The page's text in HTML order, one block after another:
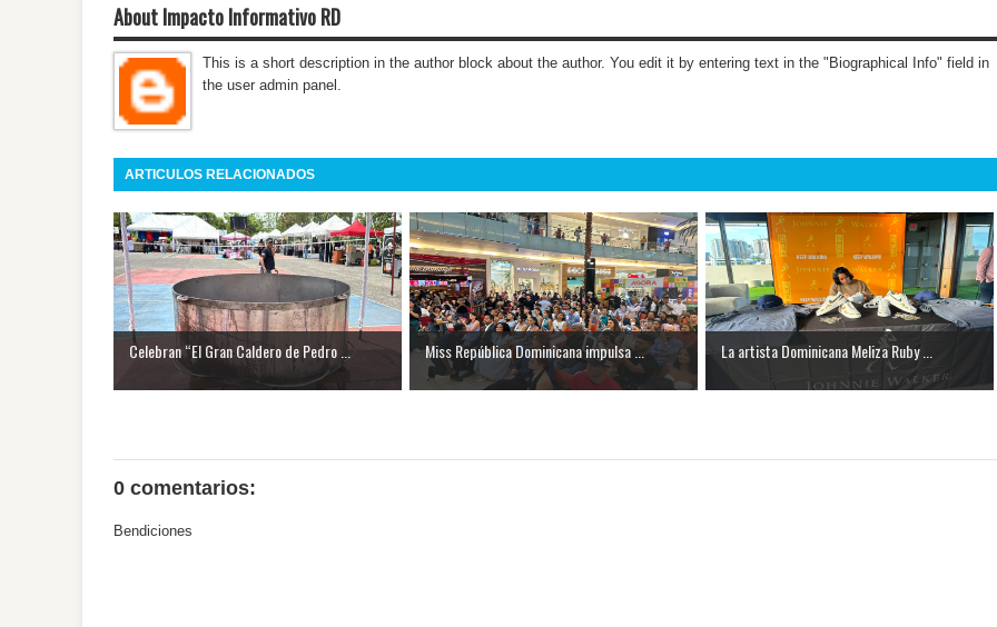
About Impacto Informativo RD
This is a short description in the author block about the author. You edit it by entering text in the "Biographical Info" field in
the user admin panel.
ARTICULOS RELACIONADOS
Celebran “El Gran Caldero de Pedro ... Miss República Dominicana impulsa ... La artista Dominicana Meliza Ruby ...
0 comentarios:
Bendiciones